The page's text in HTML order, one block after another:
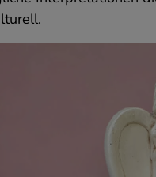
schließen,
zu.
Mit Stand vom 25. Mai
des Europäischen
2016 zum Schutz
personenbezogener Daten
Aufhebung der Richtlinie
„DSGVO“ bezeichnet). Die
Europäischen Union im